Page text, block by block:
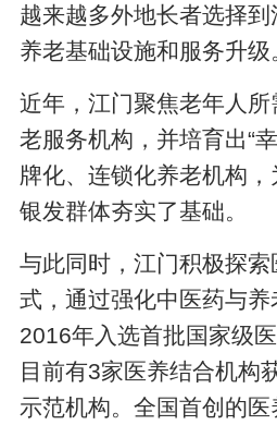
越来越多外地长者选择
养老基础设施和服务升级
近年，江门聚焦老年人
老服务机构，并培育出“
牌化、连锁化养老机构
银发群体夯实了基础。
与此同时，江门积极探
式，通过强化中医药与
2016年入选首批国家级
目前有3家医养结合机构
示范机构。全国首创的